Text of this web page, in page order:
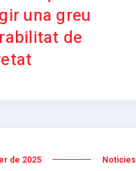
una greu
de
de 2025 Noticies